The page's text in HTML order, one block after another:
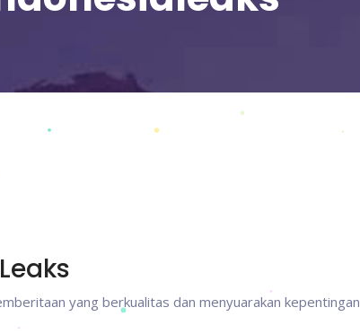
yang berkualitas dan menyuarakan kepentingan